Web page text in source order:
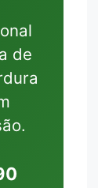
de